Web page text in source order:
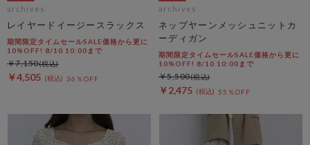
archives
レイヤードイージースラックス
期間限定タイムセールSALE価格から更に
10%OFF! 8/10 10:00まで
￥4,505 36％OFF
￥7,150
archives
ネップヤーンメッシュニットカ
ーディガン
期間限定タイムセールSALE価格から更に
10%OFF! 8/10 10:00まで
￥2,475 55％OFF
￥5,500